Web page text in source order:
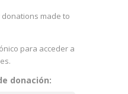
made to
para acceder a
donación: